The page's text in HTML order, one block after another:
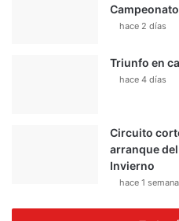
hace 2 días
Triunfo en
hace 4 días
Circuito
arranque
Invierno
hace 1 semana